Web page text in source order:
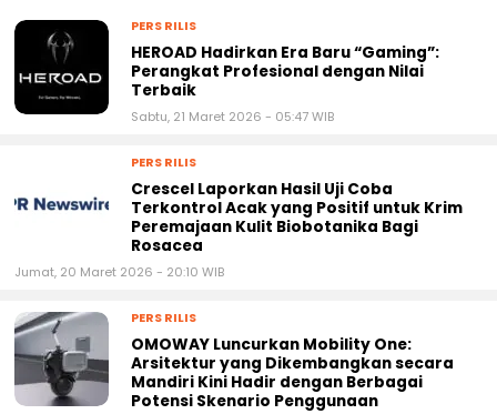
PERS RILIS
HEROAD Hadirkan Era Baru “Gaming”:
Perangkat Profesional dengan Nilai
Terbaik
Sabtu, 21 Maret 2026 - 05:47 WIB
PERS RILIS
Crescel Laporkan Hasil Uji Coba
Terkontrol Acak yang Positif untuk Krim
Peremajaan Kulit Biobotanika Bagi
Rosacea
Jumat, 20 Maret 2026 - 20:10 WIB
PERS RILIS
OMOWAY Luncurkan Mobility One:
Arsitektur yang Dikembangkan secara
Mandiri Kini Hadir dengan Berbagai
Potensi Skenario Penggunaan